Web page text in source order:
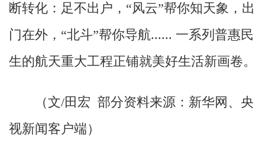
断转化：足不出户，“风云”帮你知天象，出
门在外，“北斗”帮你导航...... 一系列普惠民
生的航天重大工程正铺就美好生活新画卷。
（文/田宏 部分资料来源：新华网、央
视新闻客户端）